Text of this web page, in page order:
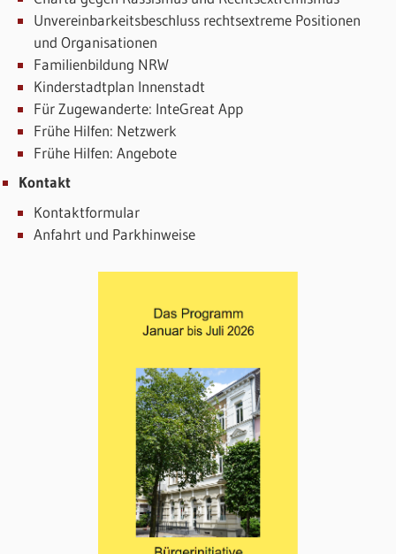
Unvereinbarkeitsbeschluss rechtsextreme Positionen
und Organisationen
Familienbildung NRW
Kinderstadtplan Innenstadt
Für Zugewanderte: InteGreat App
Frühe Hilfen: Netzwerk
Frühe Hilfen: Angebote
Kontakt
Kontaktformular
Anfahrt und Parkhinweise